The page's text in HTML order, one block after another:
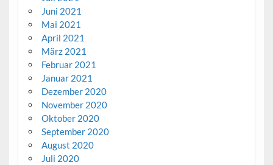
Juni 2021
Mai 2021
April 2021
März 2021
Februar 2021
Januar 2021
Dezember 2020
November 2020
Oktober 2020
September 2020
August 2020
Juli 2020